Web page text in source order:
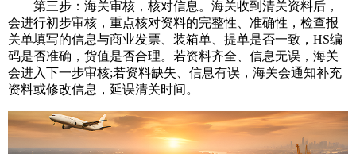
第三步：海关审核，核对信息。海关收到清关资料后，
会进行初步审核，重点核对资料的完整性、准确性，检查报
关单填写的信息与商业发票、装箱单、提单是否一致，HS编
码是否准确，货值是否合理。若资料齐全、信息无误，海关
会进入下一步审核;若资料缺失、信息有误，海关会通知补充
资料或修改信息，延误清关时间。